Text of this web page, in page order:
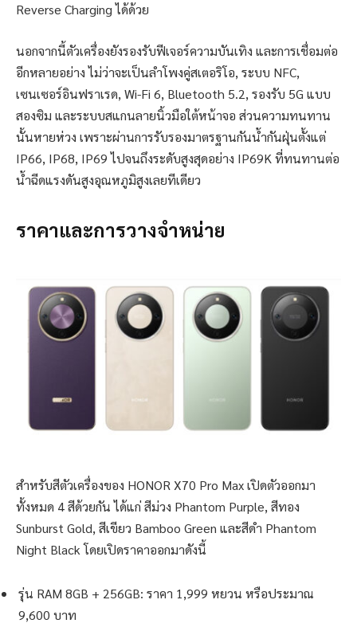
Reverse Charging ได้ด้วย
นอกจากนี้ตัวเครื่องยังรองรับฟีเจอร์ความบันเทิง และการเชื่อมต่อ
อีกหลายอย่าง ไม่ว่าจะเป็นลำโพงคู่สเตอริโอ, ระบบ NFC,
เซนเซอร์อินฟราเรด, Wi-Fi 6, Bluetooth 5.2, รองรับ 5G แบบ
สองซิม และระบบสแกนลายนิ้วมือใต้หน้าจอ ส่วนความทนทาน
นั้นหายห่วง เพราะผ่านการรับรองมาตรฐานกันน้ำกันฝุ่นตั้งแต่
IP66, IP68, IP69 ไปจนถึงระดับสูงสุดอย่าง IP69K ที่ทนทานต่อ
น้ำฉีดแรงดันสูงอุณหภูมิสูงเลยทีเดียว
ราคาและการวางจำหน่าย
สำหรับสีตัวเครื่องของ HONOR X70 Pro Max เปิดตัวออกมา
ทั้งหมด 4 สีด้วยกัน ได้แก่ สีม่วง Phantom Purple, สีทอง
Sunburst Gold, สีเขียว Bamboo Green และสีดำ Phantom
Night Black โดยเปิดราคาออกมาดังนี้
รุ่น RAM 8GB + 256GB: ราคา 1,999 หยวน หรือประมาณ
9,600 บาท